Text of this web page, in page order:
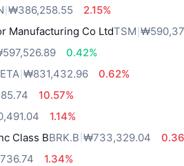
₩386,258.55
2.15%
Manufacturing Co LtdTSM
0.42%
₩831,432.96
0.62%
10.57%
1.14%
Class BBRK.B ₩733,329.04
1.34%